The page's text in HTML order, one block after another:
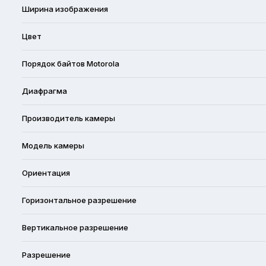
Ширина изображения
Цвет
Порядок байтов Motorola
Диафрагма
Производитель камеры
Модель камеры
Ориентация
Горизонтальное разрешение
Вертикальное разрешение
Разрешение